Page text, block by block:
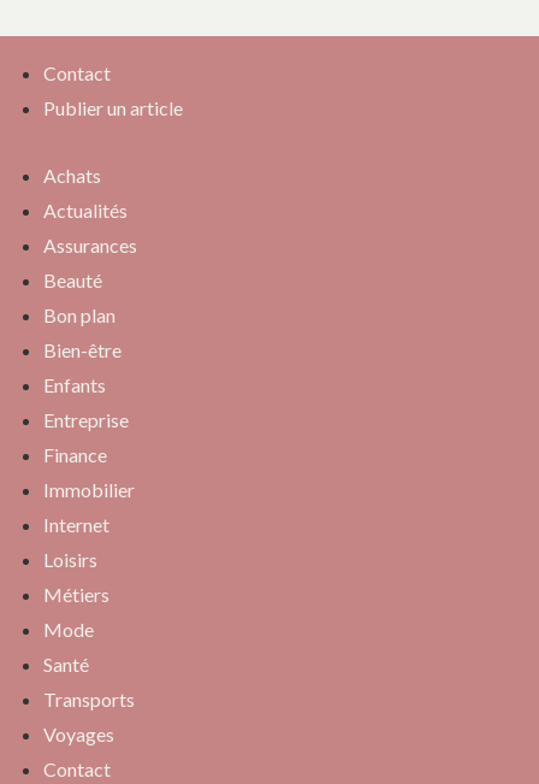
Contact
Publier un article
Achats
Actualités
Assurances
Beauté
Bon plan
Bien-être
Enfants
Entreprise
Finance
Immobilier
Internet
Loisirs
Métiers
Mode
Santé
Transports
Voyages
Contact